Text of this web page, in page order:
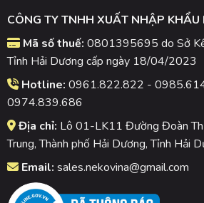
CÔNG TY TNHH XUẤT NHẬP KHẨU
Mã số thuế: 0801395695 do Sở
Tỉnh Hải Dương cấp ngày 18/04/2023
Hotline: 0961.822.822 -
0974.839.686
Địa chỉ: Lô 01-LK11 Đường Đoàn
Trung, Thành phố Hải Dương, Tỉnh Hải
Email: sales.nekovina@gmail.com